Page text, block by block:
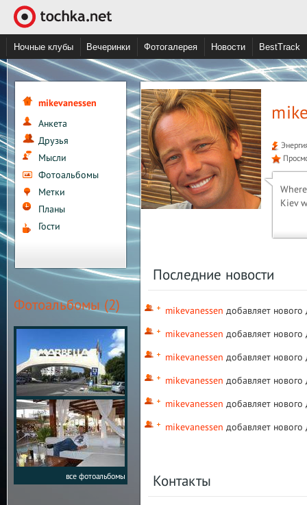
Ночные клубы Вечеринки Фотогалерея Новости BestTrack
mikevanessen
Анкета
Друзья
Мысли
Фотоальбомы
Метки
Планы
Гости
Фотоальбомы (2)
все фотоальбомы
Kiev
Последние новости
mikevanessen добавляет нового
mikevanessen добавляет нового
mikevanessen добавляет нового
mikevanessen добавляет нового
mikevanessen добавляет нового
mikevanessen добавляет нового
Контакты